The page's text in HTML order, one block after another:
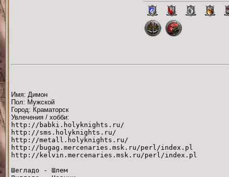
Имя: Димон
Пол: Мужской
Город: Краматорск
Увлечения / хобби:
http://babki.holyknights.ru/
http://sms.holyknights.ru/
http://metall.holyknights.ru/
http://bugag.mercenaries.msk.ru/perl/index.pl
http://kelvin.mercenaries.msk.ru/perl/index.pl
Шегладо - Шлем